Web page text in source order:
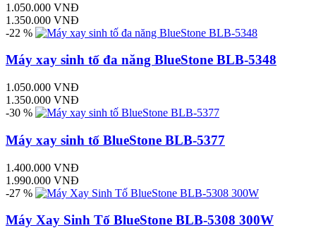
1.050.000 VNĐ
1.350.000 VNĐ
-22 %
Máy xay sinh tố đa năng BlueStone BLB-5348
1.050.000 VNĐ
1.350.000 VNĐ
-30 %
Máy xay sinh tố BlueStone BLB-5377
1.400.000 VNĐ
1.990.000 VNĐ
-27 %
Máy Xay Sinh Tố BlueStone BLB-5308 300W